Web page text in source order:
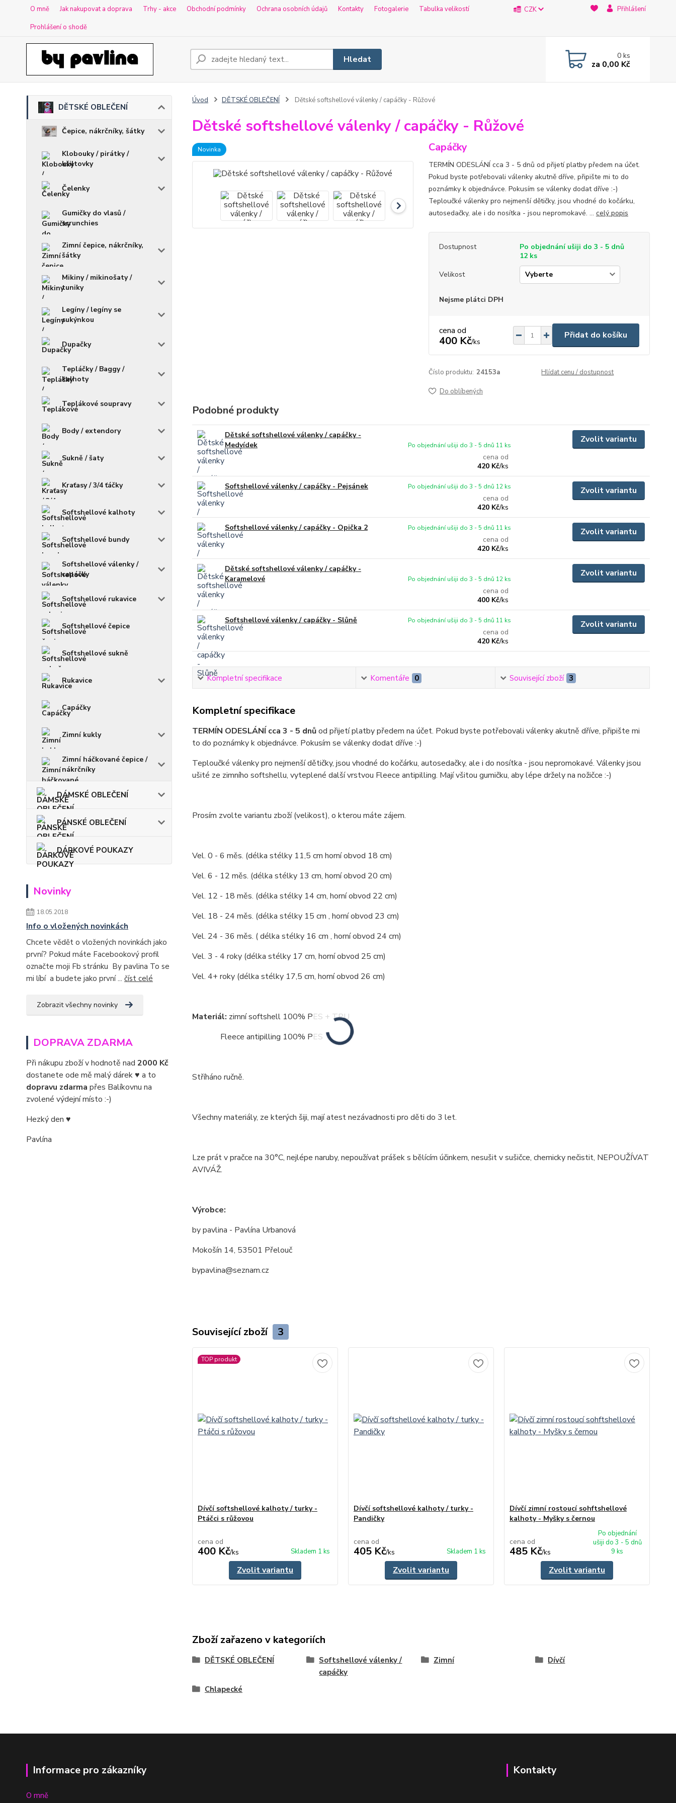
O mně Jak nakupovat a doprava Trhy - akce Obchodní podmínky Ochrana osobních údajů Kontakty Fotogalerie
Tabulka velikostí
Prohlášení o shodě
CZK Přihlášení
Hledat 0ks
za 0,00 Kč
DĚTSKÉ OBLEČENÍ
Čepice, nákrčníky, šátky
Klobouky / pirátky /
kšiltovky
Čelenky
Gumičky do vlasů /
scrunchies
Zimní čepice, nákrčníky,
šátky
Mikiny / mikinošaty /
tuniky
Legíny / legíny se
sukýnkou
Dupačky
Tepláčky / Baggy /
kalhoty
Teplákové soupravy
Body / extendory
Sukně / šaty
Kraťasy / 3/4 ťáčky
Softshellové kalhoty
Softshellové bundy
Softshellové válenky /
capáčky
Softshellové rukavice
Softshellové čepice
Softshellové sukně
Rukavice
Capáčky
Zimní kukly
Zimní háčkované čepice /
nákrčníky
DÁMSKÉ OBLEČENÍ
PÁNSKÉ OBLEČENÍ
DÁRKOVÉ POUKAZY
Novinky
18.05.2018
Info o vložených novinkách
Chcete vědět o vložených novinkách jako
první? Pokud máte Facebookový profil
označte moji Fb stránku By pavlina To se
mi líbí a budete jako první ... číst celé
Zobrazit všechny novinky
DOPRAVA ZDARMA
Při nákupu zboží v hodnotě nad 2000 Kč
dostanete ode mě malý dárek ♥ a to
dopravu zdarma přes Balíkovnu na
zvolené výdejní místo :-)
Hezký den ♥
Pavlína
Úvod DĚTSKÉ OBLEČENÍ Dětské softshellové válenky / capáčky - Růžové
Dětské softshellové válenky / capáčky - Růžové
Novinka Capáčky
TERMÍN ODESLÁNÍ cca 3 - 5 dnů od přijetí platby předem na účet.
Pokud byste potřebovali válenky akutně dříve, připište mi to do
poznámky k objednávce. Pokusím se válenky dodat dříve :-)
Teploučké válenky pro nejmenší dětičky, jsou vhodné do kočárku,
autosedačky, ale i do nosítka - jsou nepromokavé. ... celý popis
Dostupnost
Po objednání ušiji do 3 - 5 dnů
12 ks
Velikost
Nejsme plátci DPH
cena od
400 Kč/ks
Přidat do košíku
Číslo produktu: 24153a Hlídat cenu / dostupnost
Do oblíbených
Podobné produkty
Dětské softshellové válenky / capáčky -
Medvídek
cena od
420 Kč/ks
Po objednání ušiji do 3 - 5 dnů 11 ks
Zvolit variantu
Softshellové válenky / capáčky - Pejsánek
cena od
420 Kč/ks
Po objednání ušiji do 3 - 5 dnů 12 ks Zvolit variantu
Softshellové válenky / capáčky - Opička 2
cena od
420 Kč/ks
Po objednání ušiji do 3 - 5 dnů 11 ks Zvolit variantu
Dětské softshellové válenky / capáčky -
Karamelové
cena od
400 Kč/ks
Po objednání ušiji do 3 - 5 dnů 12 ks
Zvolit variantu
Softshellové válenky / capáčky - Slůně
cena od
420 Kč/ks
Po objednání ušiji do 3 - 5 dnů 11 ks Zvolit variantu
Kompletní specifikace Komentáře 0 Související zboží 3
Kompletní specifikace
TERMÍN ODESLÁNÍ cca 3 - 5 dnůod přijetí platby předem na účet. Pokud byste potřebovali válenky akutně dříve, připište mi
to do poznámky k objednávce. Pokusím se válenky dodat dříve :-)
Teploučké válenky pro nejmenší dětičky, jsou vhodné do kočárku, autosedačky, ale i do nosítka - jsou nepromokavé. Válenky jsou
ušité ze zimního softshellu, vyteplené další vrstvou Fleece antipilling. Mají všitou gumičku, aby lépe držely na nožičce :-)
Prosím zvolte variantu zboží (velikost), o kterou máte zájem.
Vel. 0 - 6 měs. (délka stélky 11,5 cm horní obvod 18 cm)
Vel. 6 - 12 měs. (délka stélky 13 cm, horní obvod 20 cm)
Vel. 12 - 18 měs. (délka stélky 14 cm, horní obvod 22 cm)
Vel. 18 - 24 měs. (délka stélky 15 cm , horní obvod 23 cm)
Vel. 24 - 36 měs. ( délka stélky 16 cm , horní obvod 24 cm)
Vel. 3 - 4 roky (délka stélky 17 cm, horní obvod 25 cm)
Vel. 4+ roky (délka stélky 17,5 cm, horní obvod 26 cm)
Materiál: zimní softshell 100% PES + TPU
Fleece antipilling 100% PES
Stříháno ručně.
Všechny materiály, ze kterých šiji, mají atest nezávadnosti pro děti do 3 let.
Lze prát v pračce na 30°C, nejlépe naruby, nepoužívat prášek s bělícím účinkem, nesušit v sušičce, chemicky nečistit, NEPOUŽÍVAT
AVIVÁŽ.
Výrobce:
by pavlina - Pavlína Urbanová
Mokošín 14, 53501 Přelouč
bypavlina@seznam.cz
Související zboží 3
TOP produkt
Dívčí softshellové kalhoty / turky -
Ptáčci s růžovou
cena od
400 Kč/ks Skladem 1 ks
Zvolit variantu
Dívčí softshellové kalhoty / turky -
Pandičky
cena od
405 Kč/ks Skladem 1 ks
Zvolit variantu
Dívčí zimní rostoucí sohftshellové
kalhoty - Myšky s černou
cena od
485 Kč/ks
Po objednání
ušiji do 3 - 5 dnů
9 ks
Zvolit variantu
Zboží zařazeno v kategoriích
DĚTSKÉ OBLEČENÍ
Softshellové válenky /
capáčky
Zimní Dívčí
Chlapecké
Informace pro zákazníky
O mně
Kontakty